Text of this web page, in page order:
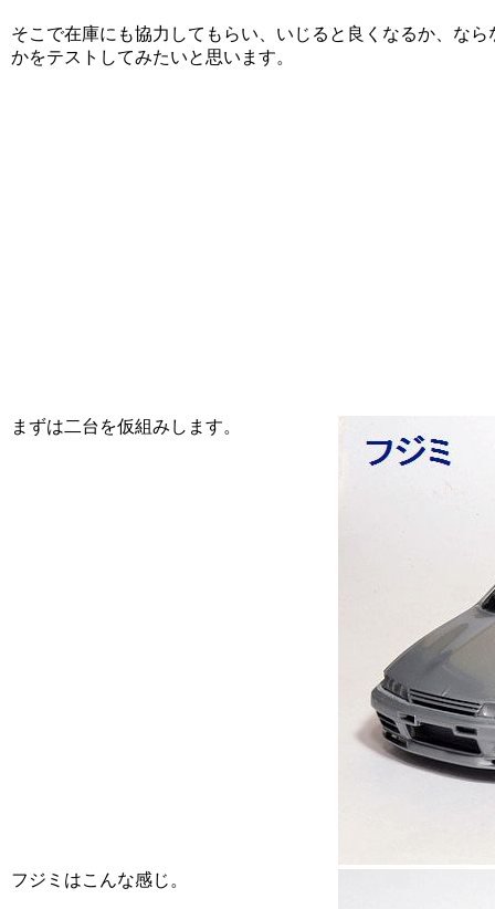
そこで在庫にも協力してもらい、いじると良くなるか、なら
かをテストしてみたいと思います。
まずは二台を仮組みします。
フジミはこんな感じ。